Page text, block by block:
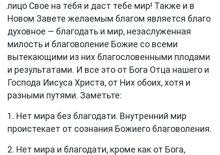
лицо Свое на тебя и даст тебе мир! Также и в
Новом Завете желаемым благом является благо
духовное — благодать и мир, незаслуженная
милость и благоволение Божие со всеми
вытекающими из них благословенными плодами
и результатами. И все это от Бога Отца нашего и
Господа Иисуса Христа, от Них обоих, хотя и
разными путями. Заметьте:
1. Нет мира без благодати. Внутренний мир
проистекает от сознания Божиего благоволения.
2. Нет мира и благодати, кроме как от Бога,